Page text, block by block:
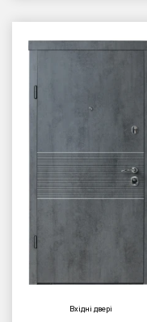
Вхідні двері